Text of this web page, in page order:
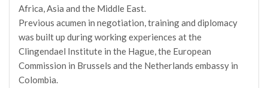
Africa, Asia and the Middle East.
Previous acumen in negotiation, training and diplomacy
was built up during working experiences at the
Clingendael Institute in the Hague, the European
Commission in Brussels and the Netherlands embassy in
Colombia.